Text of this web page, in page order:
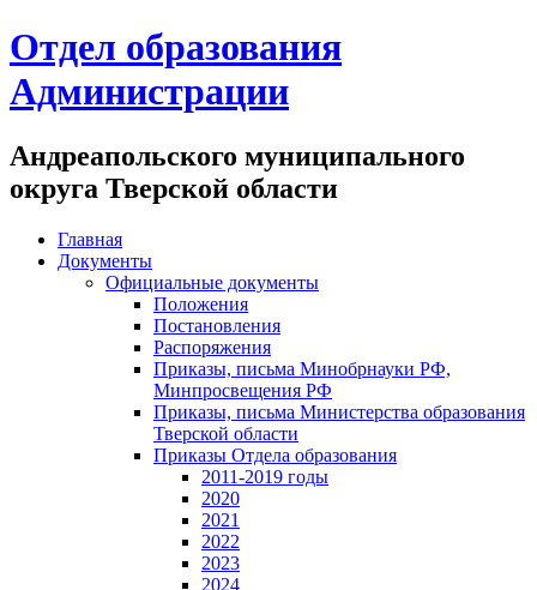
Отдел образования
Администрации
Андреапольского муниципального
округа Тверской области
Главная
Документы
Официальные документы
Положения
Постановления
Распоряжения
Приказы, письма Минобрнауки РФ,
Минпросвещения РФ
Приказы, письма Министерства образования
Тверской области
Приказы Отдела образования
2011-2019 годы
2020
2021
2022
2023
2024